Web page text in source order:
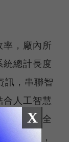
，廠內所
總計長度
訊，串聯智
人工智慧
，建構全
防禦網，
X